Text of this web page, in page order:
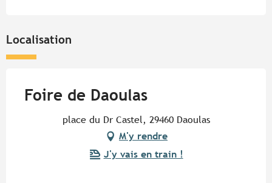
Localisation
Foire de Daoulas
place du Dr Castel, 29460 Daoulas
M'y rendre
J'y vais en train !